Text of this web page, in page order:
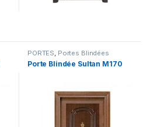
PORTES, Portes Blindées
Porte Blindée Sultan M170